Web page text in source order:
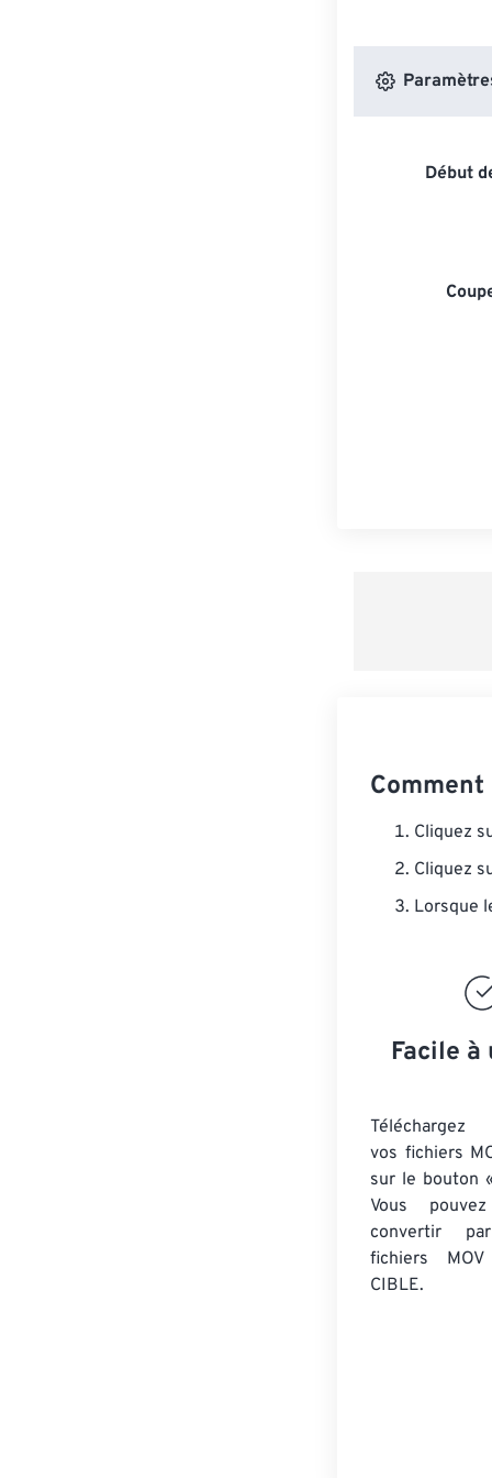
Début
Comment
Cliquez
Cliquez
Lorsque
Facile
Téléchargez
vos fichiers
sur le bouton
Vous
convertir
fichiers MOV
CIBLE.